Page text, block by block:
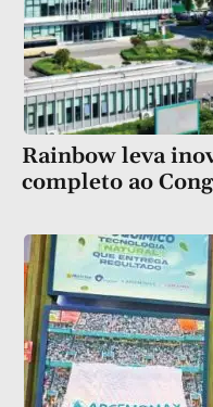
Rainbow leva
completo ao